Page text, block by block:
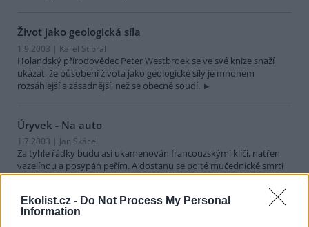
Ekolist.cz - Do Not Process My Personal
Information
Život jako geologická síla
1.9.2003 | Karel Stibral
Holandský přírodovědec Peter Westbroek se ve své knize snaží
ukázat, že působení života jako geologické síly je mnohem
rozsáhlejší a zásadnější, než se obecně soudí.
Úryvek - Na auto
1.7.2003 | Jan Skácel
Za tyhle řádky budu asi ukamenován francouzskými klíči, natřen
vazelínou a posypán peřím. A dostanu se po té mučednické smrti
do pěšího nebe, kde dobrý voják Švejk dodnes putuje po